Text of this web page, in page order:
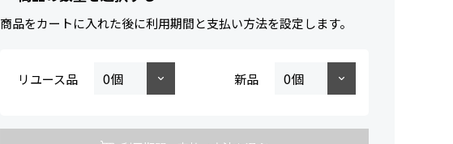
商品をカートに入れた後に利用期間と支払い方法を設定します。
リユース品 新品